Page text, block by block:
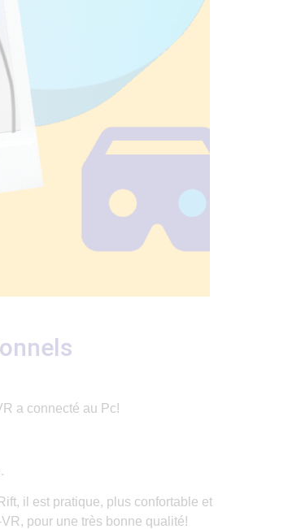
a connecté au Pc!
il est pratique, plus confortable et
pour une très bonne qualité!